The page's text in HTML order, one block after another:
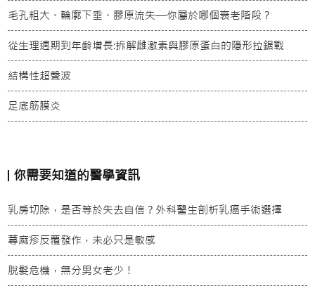
毛孔粗大、輪廓下垂、膠原流失—你屬於哪個衰老階段？
從生理週期到年齡增長:拆解雌激素與膠原蛋白的隱形拉鋸戰
結構性超聲波
足底筋膜炎
你需要知道的醫學資訊
乳房切除，是否等於失去自信？外科醫生剖析乳癌手術選擇
蕁麻疹反覆發作，未必只是敏感
脫髮危機，無分男女老少！